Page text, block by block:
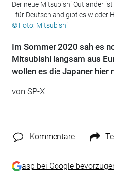
Der neue Mitsubishi Outlander
- für Deutschland gibt es wieder
© Foto: Mitsubishi
Im Sommer 2020 sah es
Mitsubishi langsam aus
wollen es die Japaner hier
von SP-X
Kommentare
asp bei Google